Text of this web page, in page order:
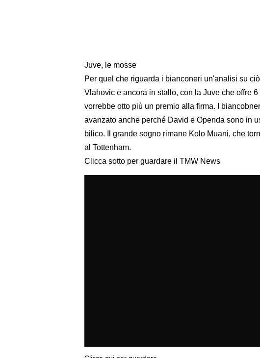
Juve, le mosse
Per quel che riguarda i bianconeri un'analisi su
Vlahovic è ancora in stallo, con la Juve che offre
vorrebbe otto più un premio alla firma. I
avanzato anche perché David e Openda sono in
bilico. Il grande sogno rimane Kolo Muani, che
al Tottenham.
Clicca sotto per guardare il TMW News